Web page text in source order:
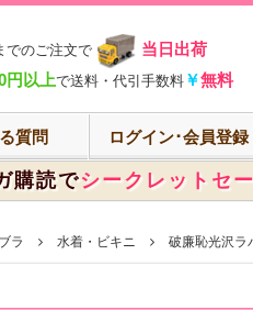
でのご注文で
当日出荷
円以上で送料・代引手数料 ￥無料
質問 ログイン･会員登録
購読でシークレットセ
ラ 水着・ビキニ 破廉恥光沢ラ